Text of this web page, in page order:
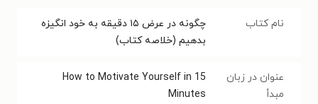
نام کتاب
چگونه در عرض ۱۵ دقیقه به خود انگیزه
بدهیم (خلاصه کتاب)
عنوان در زبان
مبدأ
How to Motivate Yourself in 15
Minutes